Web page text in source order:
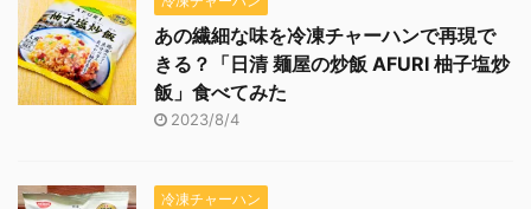
あの繊細な味を冷凍チャーハンで再現で
きる？「日清 麺屋の炒飯 AFURI 柚子塩炒
飯」食べてみた
2023/8/4
冷凍チャーハン